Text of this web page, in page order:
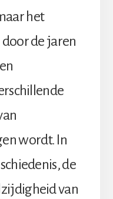
het
de jaren
wordt. In
de
van